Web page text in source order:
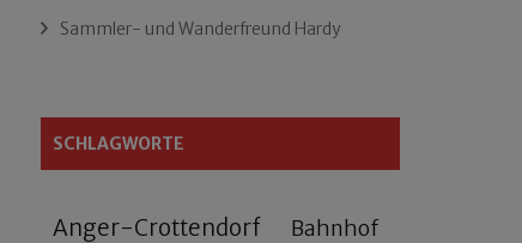
Sammler- und Wanderfreund Hardy
SCHLAGWORTE
Anger-Crottendorf Bahnhof